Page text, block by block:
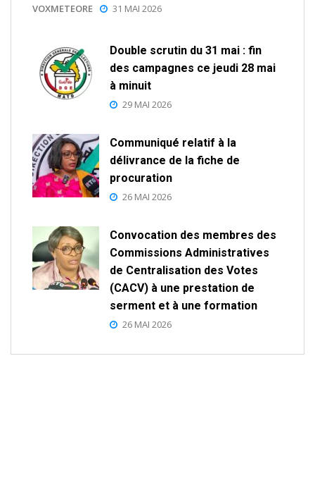
VOXMETEORE 31 MAI 2026
Double scrutin du 31 mai : fin
des campagnes ce jeudi 28 mai
à minuit
29 MAI 2026
Communiqué relatif à la
délivrance de la fiche de
procuration
26 MAI 2026
Convocation des membres des
Commissions Administratives
de Centralisation des Votes
(CACV) à une prestation de
serment et à une formation
26 MAI 2026